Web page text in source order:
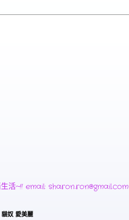
活~!! email: sharon.ron@gmail.com
貓奴 愛美麗